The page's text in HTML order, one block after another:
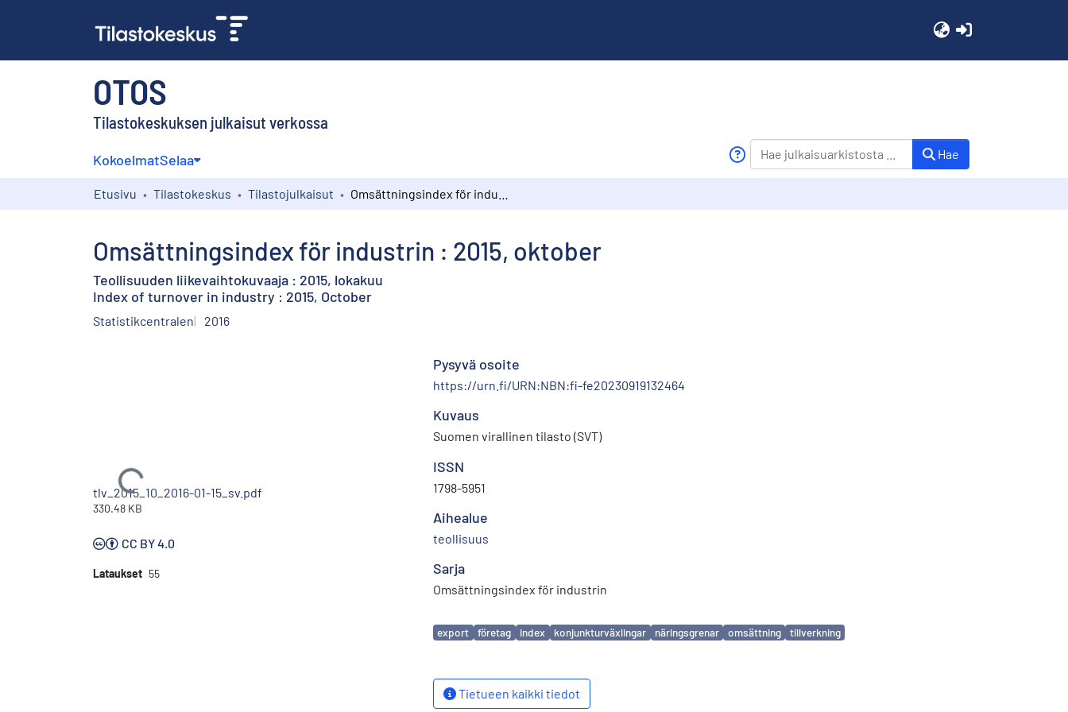
OTOS
Tilastokeskuksen julkaisut verkossa
KokoelmatSelaa Hae
Etusivu Tilastokeskus Tilastojulkaisut
Omsättningsindex för industrin : 2015, oktober
Teollisuuden liikevaihtokuvaaja : 2015, lokakuu
Index of turnover in industry : 2015, October
Statistikcentralen 2016
Ladataan...
tlv_2015_10_2016-01-15_sv.pdf
330.48 KB
CC BY 4.0
Lataukset 55
Pysyvä osoite
https://urn.fi/URN:NBN:fi-fe20230919132464
Kuvaus
Suomen virallinen tilasto (SVT)
ISSN
1798-5951
Aihealue
teollisuus
Sarja
Omsättningsindex för industrin
Avainsanat
export företag index konjunkturväxlingar näringsgrenar omsättning tillverkning
Tietueen kaikki tiedot